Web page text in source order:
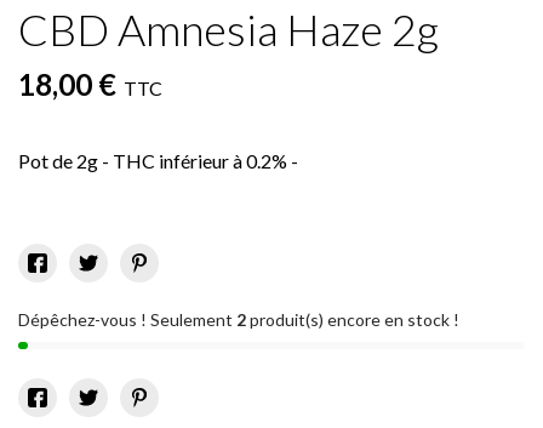
CBD Amnesia Haze 2g
18,00 € TTC
Pot de 2g - THC inférieur à 0.2% -
Dépêchez-vous ! Seulement 2produit(s) encore en stock !